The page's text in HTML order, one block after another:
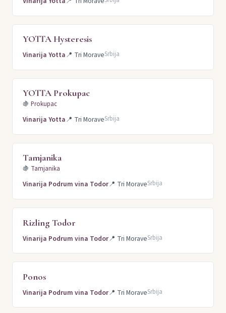
YOTTA Hysteresis
Vinarija Yotta📍 Tri MoraveSrbija
YOTTA Prokupac
🍇 Prokupac
Vinarija Yotta📍 Tri MoraveSrbija
Tamjanika
🍇 Tamjanika
Vinarija Podrum vina Todor📍 Tri MoraveSrbija
Rizling Todor
Vinarija Podrum vina Todor📍 Tri MoraveSrbija
Ponos
Vinarija Podrum vina Todor📍 Tri MoraveSrbija